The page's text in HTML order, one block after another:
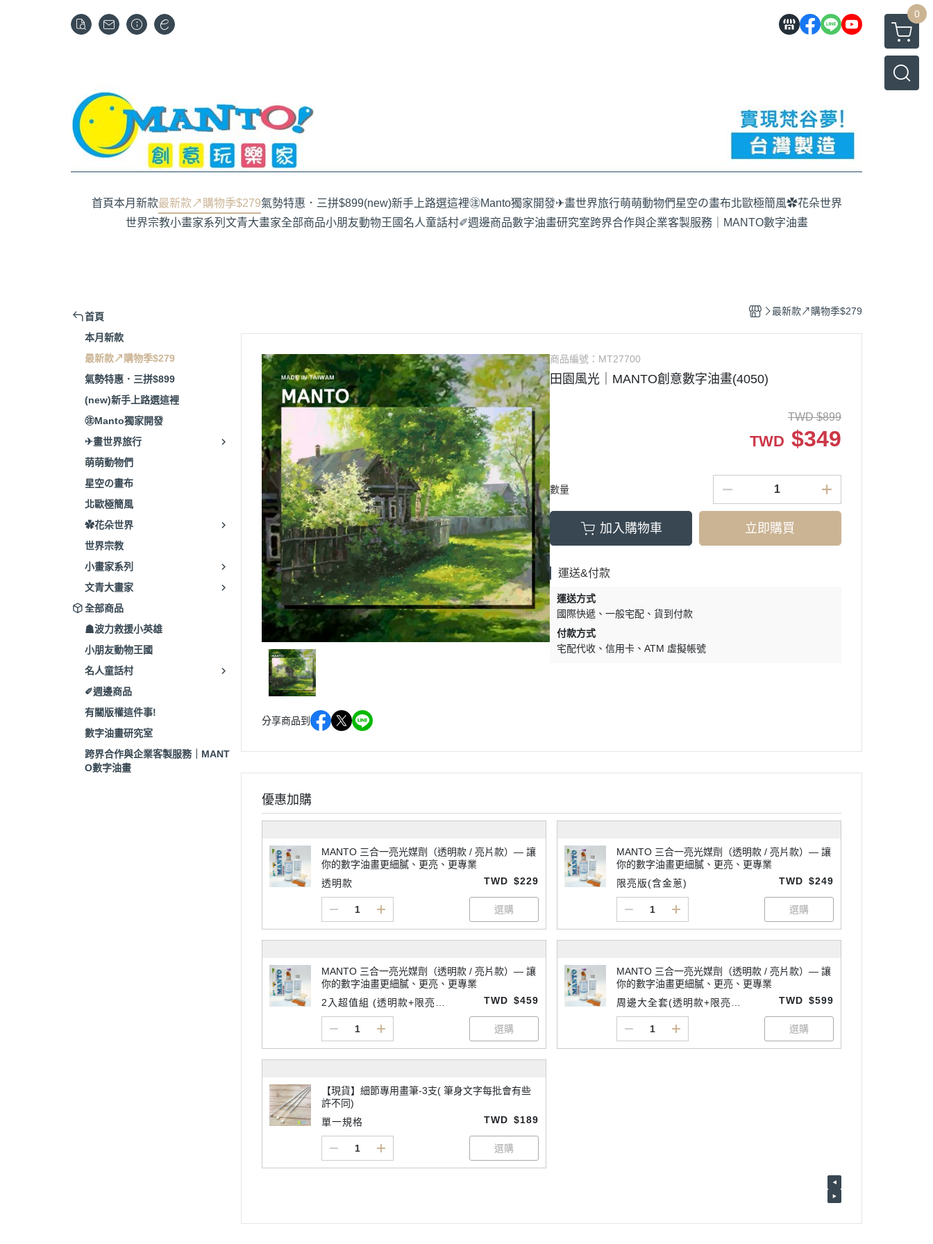
0
首頁本月新款最新款↗購物季$279氣勢特惠．三拼$899(new)新手上路選這裡㊟Manto獨家開發✈畫世界旅行萌萌動物們星空の畫布北歐極簡風✿花朵世界
世界宗教小畫家系列 文青大畫家全部商品小朋友動物王國名人童話村✐週邊商品數字油畫研究室跨界合作與企業客製服務｜MANTO數字油畫
首頁
本月新款
最新款↗購物季$279
氣勢特惠．三拼$899
(new)新手上路選這裡
㊟Manto獨家開發
✈畫世界旅行
萌萌動物們
星空の畫布
北歐極簡風
✿花朵世界
世界宗教
小畫家系列
文青大畫家
全部商品
☗波力救援小英雄
小朋友動物王國
名人童話村
✐週邊商品
有關版權這件事!
數字油畫研究室
跨界合作與企業客製服務｜MANT
O數字油畫
最新款↗購物季$279
分享商品到
商品編號： MT27700
田園風光｜MANTO創意數字油畫(4050)
TWD $899
TWD $349
數量
加入購物車 立即購買
運送&付款
運送方式
國際快遞
一般宅配
貨到付款
付款方式
宅配代收
信用卡 ATM 虛擬帳號
優惠加購
MANTO 三合一亮光媒劑（透明款 / 亮片款）— 讓
你的數字油畫更細膩、更亮、更專業
透明款
TWD $229
MANTO 三合一亮光媒劑（透明款 / 亮片款）— 讓
你的數字油畫更細膩、更亮、更專業
限亮版(含金蔥)
TWD $249
MANTO 三合一亮光媒劑（透明款 / 亮片款）— 讓
你的數字油畫更細膩、更亮、更專業
2入超值組 (透明款+限亮款
TWD $459
MANTO 三合一亮光媒劑（透明款 / 亮片款）— 讓
你的數字油畫更細膩、更亮、更專業
周邊大全套(透明款+限亮款
TWD $599
【現貨】細節專用畫筆-3支( 筆身文字每批會有些
許不同)
單一規格
TWD $189